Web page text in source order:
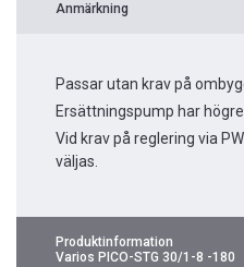
Anmärkning
Passar utan krav på
Ersättningspump har
Vid krav på reglering via
väljas.
Produktinformation
Varios PICO-STG 30/1-8 -180